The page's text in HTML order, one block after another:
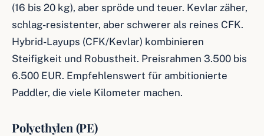
(16 bis 20 kg), aber spröde und teuer. Kevlar zäher,
schlag-resistenter, aber schwerer als reines CFK.
Hybrid-Layups (CFK/Kevlar) kombinieren
Steifigkeit und Robustheit. Preisrahmen 3.500 bis
6.500 EUR. Empfehlenswert für ambitionierte
Paddler, die viele Kilometer machen.
Polyethylen (PE)